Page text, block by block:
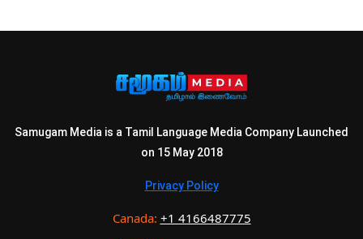
Samugam Media is a Tamil Language Media Company Launched
on 15 May 2018
Privacy Policy
Canada: +1 4166487775